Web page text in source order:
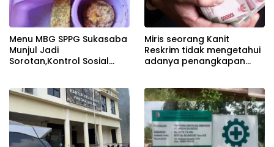
Menu MBG SPPG Sukasaba
Munjul Jadi
Sorotan,Kontrol Sosial
Miris seorang Kanit
Reskrim tidak mengetahui
adanya penangkapan